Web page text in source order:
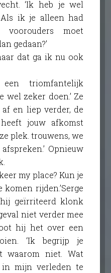
‘Ik heb je wel
ik je alleen had
moet
gedaan?’
dat ga ik nu ook
triomfantelijk
wel zeker doen.’ Ze
en liep verder, de
jouw afkomst
plek. trouwens, we
Opnieuw
my place? Kun je
rijden.’Serge
geïrriteerd klonk
niet verder mee
hij het over een
‘Ik begrijp je
waarom niet. Wat
mijn verleden te